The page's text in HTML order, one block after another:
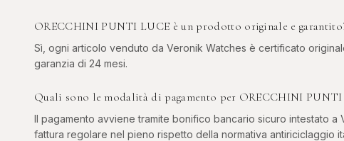
ORECCHINI PUNTI LUCE è un prodotto originale e
Sì, ogni articolo venduto da Veronik Watches è certificato
garanzia di 24 mesi.
Quali sono le modalità di pagamento per ORECCHINI PUNTI
Il pagamento avviene tramite bonifico bancario sicuro intestato a
fattura regolare nel pieno rispetto della normativa antiriciclaggio